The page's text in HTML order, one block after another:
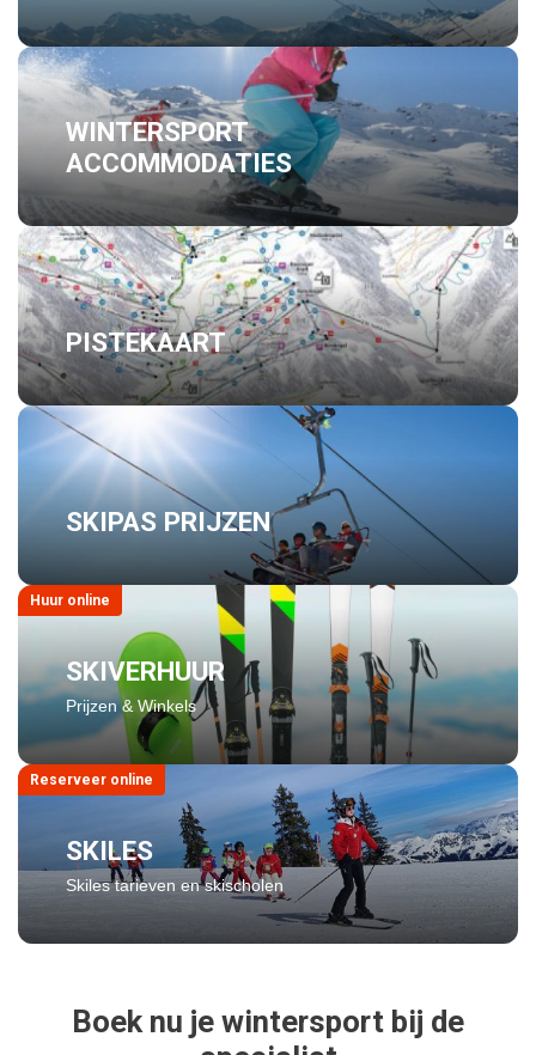
WINTERSPORT
ACCOMMODATIES
PISTEKAART
SKIPAS PRIJZEN
SKIVERHUUR
Prijzen & Winkels
Huur online
SKILES
Skiles tarieven en skischolen
Reserveer online
Boek nu je wintersport bij de